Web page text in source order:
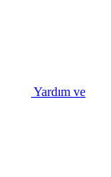
Yardım ve